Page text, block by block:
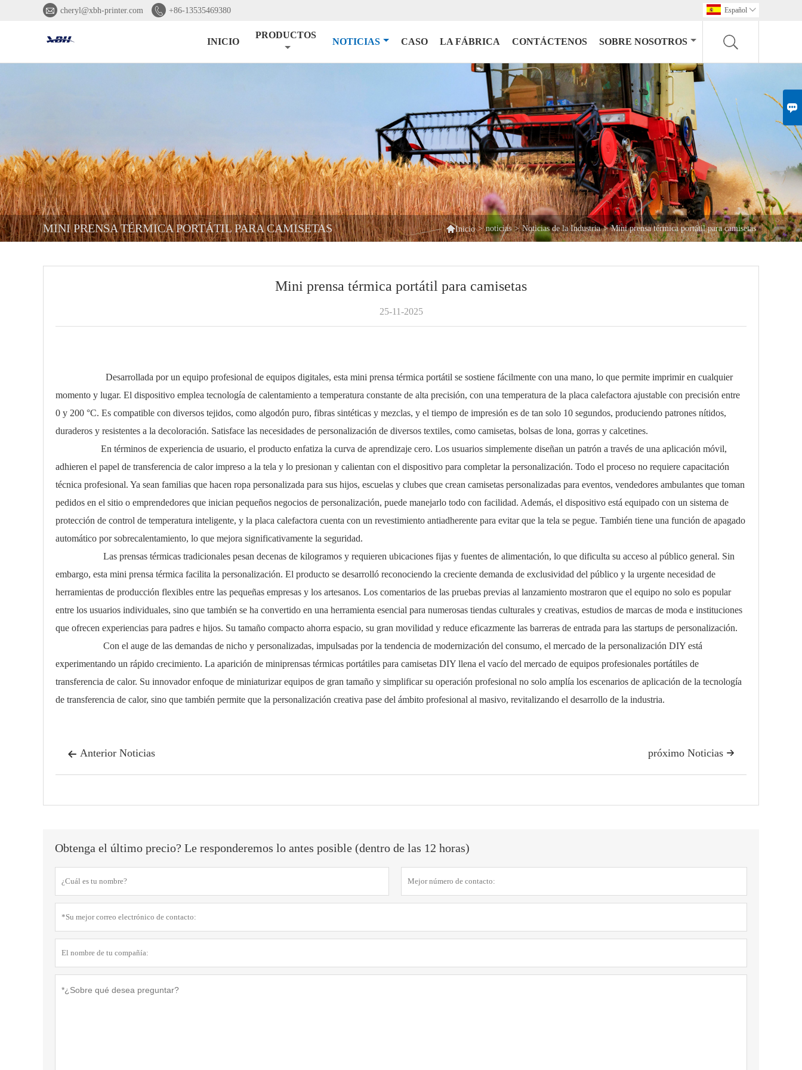

 cheryl@xbh-printer.com  +86-13535469380 Español 
INICIO
PRODUCTOS
NOTICIAS CASO LA FÁBRICA CONTÁCTENOS SOBRE NOSOTROS
MINI PRENSA TÉRMICA PORTÁTIL PARA CAMISETAS Inicio > noticias > Noticias de la Industria > Mini prensa térmica portátil para camisetas
Mini prensa térmica portátil para camisetas
25-11-2025
Desarrollada por un equipo profesional de equipos digitales, esta mini prensa térmica portátil se sostiene fácilmente con una mano, lo que permite imprimir en cualquier
momento y lugar. El dispositivo emplea tecnología de calentamiento a temperatura constante de alta precisión, con una temperatura de la placa calefactora ajustable con precisión entre
0 y 200 °C. Es compatible con diversos tejidos, como algodón puro, fibras sintéticas y mezclas, y el tiempo de impresión es de tan solo 10 segundos, produciendo patrones nítidos,
duraderos y resistentes a la decoloración. Satisface las necesidades de personalización de diversos textiles, como camisetas, bolsas de lona, ​​gorras y calcetines.
En términos de experiencia de usuario, el producto enfatiza la curva de aprendizaje cero. Los usuarios simplemente diseñan un patrón a través de una aplicación móvil,
adhieren el papel de transferencia de calor impreso a la tela y lo presionan y calientan con el dispositivo para completar la personalización. Todo el proceso no requiere capacitación
técnica profesional. Ya sean familias que hacen ropa personalizada para sus hijos, escuelas y clubes que crean camisetas personalizadas para eventos, vendedores ambulantes que toman
pedidos en el sitio o emprendedores que inician pequeños negocios de personalización, puede manejarlo todo con facilidad. Además, el dispositivo está equipado con un sistema de
protección de control de temperatura inteligente, y la placa calefactora cuenta con un revestimiento antiadherente para evitar que la tela se pegue. También tiene una función de apagado
automático por sobrecalentamiento, lo que mejora significativamente la seguridad.
Las prensas térmicas tradicionales pesan decenas de kilogramos y requieren ubicaciones fijas y fuentes de alimentación, lo que dificulta su acceso al público general. Sin
embargo, esta mini prensa térmica facilita la personalización. El producto se desarrolló reconociendo la creciente demanda de exclusividad del público y la urgente necesidad de
herramientas de producción flexibles entre las pequeñas empresas y los artesanos. Los comentarios de las pruebas previas al lanzamiento mostraron que el equipo no solo es popular
entre los usuarios individuales, sino que también se ha convertido en una herramienta esencial para numerosas tiendas culturales y creativas, estudios de marcas de moda e instituciones
que ofrecen experiencias para padres e hijos. Su tamaño compacto ahorra espacio, su gran movilidad y reduce eficazmente las barreras de entrada para las startups de personalización.
Con el auge de las demandas de nicho y personalizadas, impulsadas por la tendencia de modernización del consumo, el mercado de la personalización DIY está
experimentando un rápido crecimiento. La aparición de miniprensas térmicas portátiles para camisetas DIY llena el vacío del mercado de equipos profesionales portátiles de
transferencia de calor. Su innovador enfoque de miniaturizar equipos de gran tamaño y simplificar su operación profesional no solo amplía los escenarios de aplicación de la tecnología
de transferencia de calor, sino que también permite que la personalización creativa pase del ámbito profesional al masivo, revitalizando el desarrollo de la industria.
 Anterior Noticias 
próximo Noticias
Obtenga el último precio? Le responderemos lo antes posible (dentro de las 12 horas)